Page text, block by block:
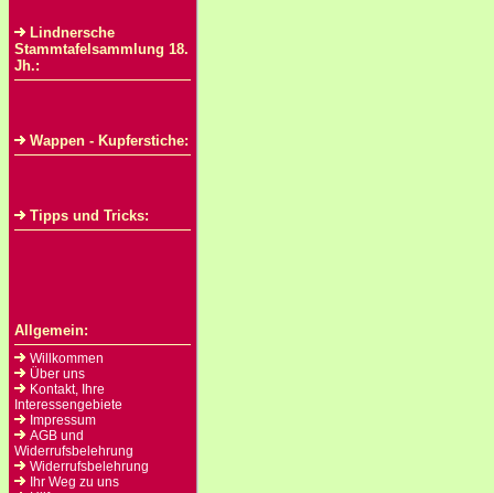
Lindnersche
Stammtafelsammlung 18.
Jh.:
Wappen - Kupferstiche:
Tipps und Tricks:
Allgemein:
Willkommen
Über uns
Kontakt, Ihre
Interessengebiete
Impressum
AGB und
Widerrufsbelehrung
Widerrufsbelehrung
Ihr Weg zu uns